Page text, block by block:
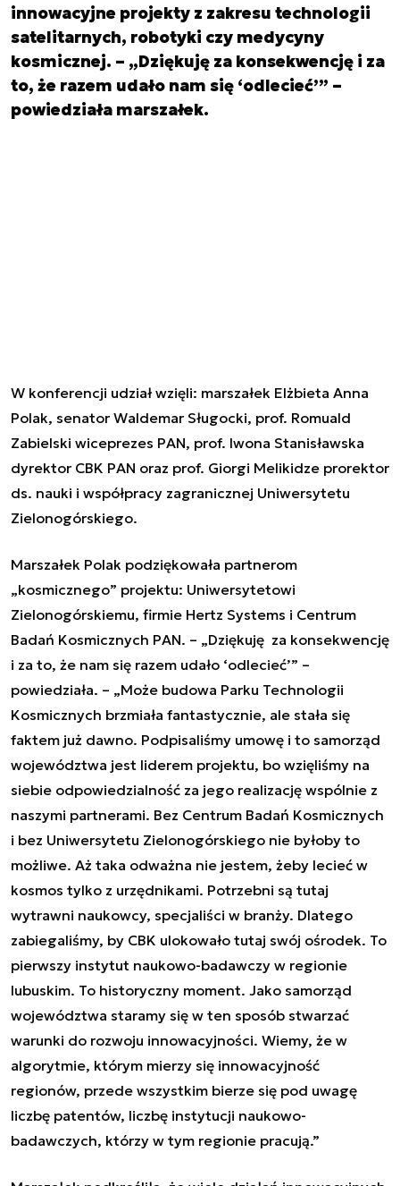
innowacyjne projekty z zakresu technologii
satelitarnych, robotyki czy medycyny
kosmicznej. – „Dziękuję za konsekwencję i za
to, że razem udało nam się ‘odlecieć’” –
powiedziała marszałek.
W konferencji udział wzięli: marszałek Elżbieta Anna
Polak, senator Waldemar Sługocki, prof. Romuald
Zabielski wiceprezes PAN, prof. Iwona Stanisławska
dyrektor CBK PAN oraz prof. Giorgi Melikidze prorektor
ds. nauki i współpracy zagranicznej Uniwersytetu
Zielonogórskiego.
Marszałek Polak podziękowała partnerom
„kosmicznego” projektu: Uniwersytetowi
Zielonogórskiemu, firmie Hertz Systems i Centrum
Badań Kosmicznych PAN. – „Dziękuję za konsekwencję
i za to, że nam się razem udało ‘odlecieć’” –
powiedziała. – „Może budowa Parku Technologii
Kosmicznych brzmiała fantastycznie, ale stała się
faktem już dawno. Podpisaliśmy umowę i to samorząd
województwa jest liderem projektu, bo wzięliśmy na
siebie odpowiedzialność za jego realizację wspólnie z
naszymi partnerami. Bez Centrum Badań Kosmicznych
i bez Uniwersytetu Zielonogórskiego nie byłoby to
możliwe. Aż taka odważna nie jestem, żeby lecieć w
kosmos tylko z urzędnikami. Potrzebni są tutaj
wytrawni naukowcy, specjaliści w branży. Dlatego
zabiegaliśmy, by CBK ulokowało tutaj swój ośrodek. To
pierwszy instytut naukowo-badawczy w regionie
lubuskim. To historyczny moment. Jako samorząd
województwa staramy się w ten sposób stwarzać
warunki do rozwoju innowacyjności. Wiemy, że w
algorytmie, którym mierzy się innowacyjność
regionów, przede wszystkim bierze się pod uwagę
liczbę patentów, liczbę instytucji naukowo-
badawczych, którzy w tym regionie pracują.”